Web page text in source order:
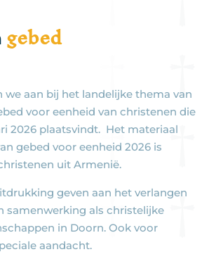
gebed
we aan bij het landelijke thema van
voor eenheid van christenen die
2026 plaatsvindt. Het materiaal
gebed voor eenheid 2026 is
uit Armenië.
geven aan het verlangen
samenwerking als christelijke
in Doorn. Ook voor
aandacht.